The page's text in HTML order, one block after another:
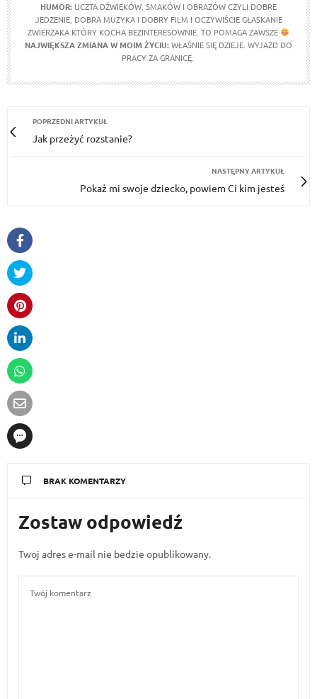
HUMOR: UCZTA DŹWIĘKÓW, SMAKÓW I OBRAZÓW CZYLI DOBRE
JEDZENIE, DOBRA MUZYKA I DOBRY FILM I OCZYWIŚCIE GŁASKANIE
ZWIERZAKA KTÓRY KOCHA BEZINTERESOWNIE. TO POMAGA ZAWSZE
NAJWIĘKSZA ZMIANA W MOIM ŻYCIU:WŁAŚNIE SIĘ DZIEJE. WYJAZD DO
PRACY ZA GRANICĘ.
POPRZEDNI ARTYKUŁ
Jak przeżyć rozstanie?
NASTĘPNY ARTYKUŁ
Pokaż mi swoje dziecko, powiem Ci kim jesteś
BRAK KOMENTARZY
Zostaw odpowiedź
Twoj adres e-mail nie bedzie opublikowany.